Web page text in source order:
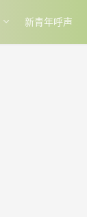
新青年呼声